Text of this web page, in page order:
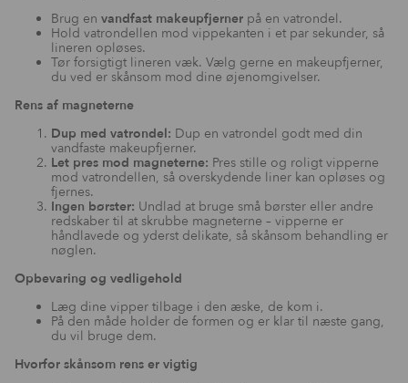
Brug en vandfast makeupfjerner på en vatrondel.
Hold vatrondellen mod vippekanten i et par sekunder, så
lineren opløses.
Tør forsigtigt lineren væk. Vælg gerne en makeupfjerner,
du ved er skånsom mod dine øjenomgivelser.
Rens af magneterne
Dup med vatrondel: Dup en vatrondel godt med din
vandfaste makeupfjerner.
Let pres mod magneterne: Pres stille og roligt vipperne
mod vatrondellen, så overskydende liner kan opløses og
fjernes.
Ingen børster: Undlad at bruge små børster eller andre
redskaber til at skrubbe magneterne – vipperne er
håndlavede og yderst delikate, så skånsom behandling er
nøglen.
Opbevaring og vedligehold
Læg dine vipper tilbage i den æske, de kom i.
På den måde holder de formen og er klar til næste gang,
du vil bruge dem.
Hvorfor skånsom rens er vigtig